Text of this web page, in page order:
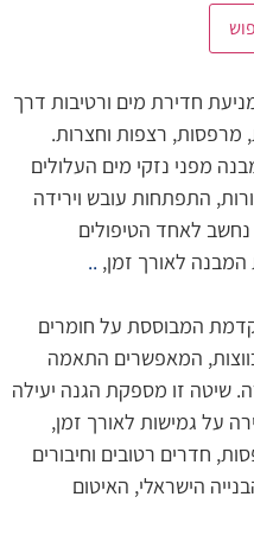
חדירת מים ורטיבות דרך
מרפסות, רצפות וחצרות.
מפני נזקי מים העלולים
התפתחות עובש וירידה
לאחד הטיפולים
המבנה לאורך זמן, ..
המבוססת על חומרים
המאפשרים התאמה
שיטה זו מספקת הגנה יעילה
על גמישות לאורך זמן,
חדרים רטובים וחיבורים
הישראלי, האיטום